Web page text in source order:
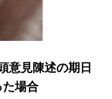
意見陳述の期日
た場合